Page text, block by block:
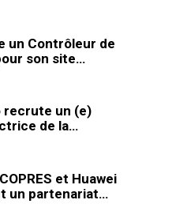
un Contrôleur de
son site…
recrute un (e)
de la…
et Huawei
un partenariat…